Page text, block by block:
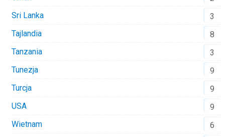
Sri Lanka
3
Tajlandia
8
Tanzania
3
Tunezja
9
Turcja
9
USA
9
Wietnam
6